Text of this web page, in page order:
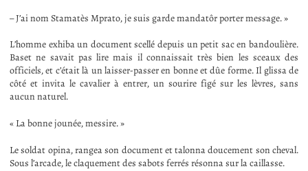
– J’ai nom Stamatès Mprato, je suis garde mandatôr porter message. »
L’homme exhiba un document scellé depuis un petit sac en bandoulière.
Baset ne savait pas lire mais il connaissait très bien les sceaux des
officiels, et c’était là un laisser-passer en bonne et dûe forme. Il glissa de
côté et invita le cavalier à entrer, un sourire figé sur les lèvres, sans
aucun naturel.
« La bonne jounée, messire. »
Le soldat opina, rangea son document et talonna doucement son cheval.
Sous l’arcade, le claquement des sabots ferrés résonna sur la caillasse.